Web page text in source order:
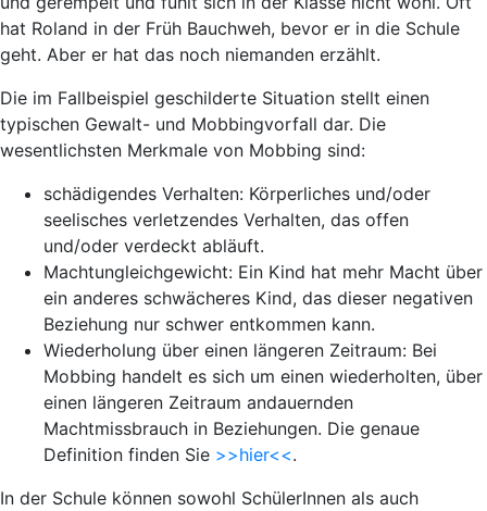
hat Roland in der Früh Bauchweh, bevor er in die Schule
geht. Aber er hat das noch niemanden erzählt.
Die im Fallbeispiel geschilderte Situation stellt einen
typischen Gewalt- und Mobbingvorfall dar. Die
wesentlichsten Merkmale von Mobbing sind:
schädigendes Verhalten: Körperliches und/oder
seelisches verletzendes Verhalten, das offen
und/oder verdeckt abläuft.
Machtungleichgewicht: Ein Kind hat mehr Macht über
ein anderes schwächeres Kind, das dieser negativen
Beziehung nur schwer entkommen kann.
Wiederholung über einen längeren Zeitraum: Bei
Mobbing handelt es sich um einen wiederholten, über
einen längeren Zeitraum andauernden
Machtmissbrauch in Beziehungen. Die genaue
Definition finden Sie >>hier<<.
In der Schule können sowohl SchülerInnen als auch